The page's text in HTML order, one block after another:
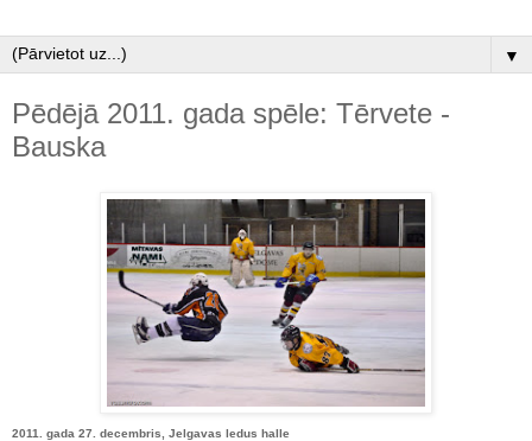
▼
Pēdējā 2011. gada spēle: Tērvete -
Bauska
2011. gada 27. decembris, Jelgavas ledus halle